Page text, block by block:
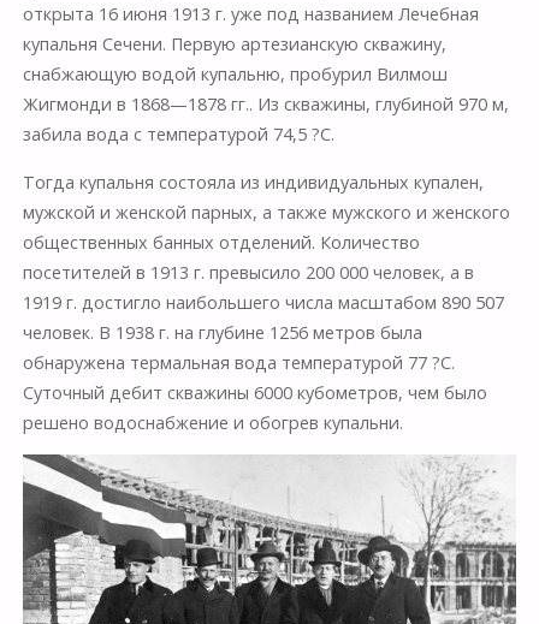
открыта 16 июня 1913 г. уже под названием Лечебная
купальня Сечени. Первую артезианскую скважину,
снабжающую водой купальню, пробурил Вилмош
Жигмонди в 1868—1878 гг.. Из скважины, глубиной 970 м,
забила вода с температурой 74,5 ?С.
Тогда купальня состояла из индивидуальных купален,
мужской и женской парных, а также мужского и женского
общественных банных отделений. Количество
посетителей в 1913 г. превысило 200 000 человек, а в
1919 г. достигло наибольшего числа масштабом 890 507
человек. В 1938 г. на глубине 1256 метров была
обнаружена термальная вода температурой 77 ?С.
Суточный дебит скважины 6000 кубометров, чем было
решено водоснабжение и обогрев купальни.